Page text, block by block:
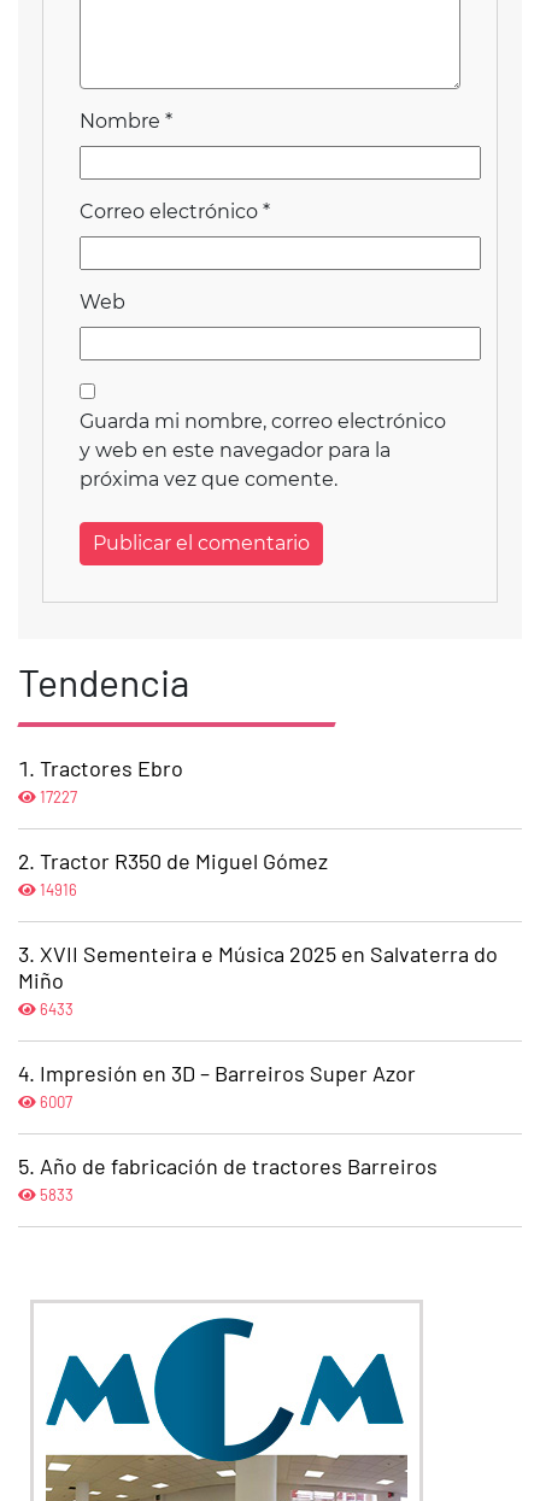
Nombre *
Correo electrónico *
Web
Guarda mi nombre, correo electrónico
y web en este navegador para la
próxima vez que comente.
Tendencia
Tractores Ebro
17227
Tractor R350 de Miguel Gómez
14916
XVII Sementeira e Música 2025 en Salvaterra do
Miño
6433
Impresión en 3D – Barreiros Super Azor
6007
Año de fabricación de tractores Barreiros
5833